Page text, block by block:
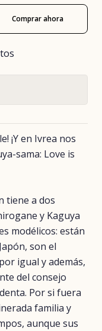
Comprar ahora
¡Y en Ivrea nos
sama: Love is
tiene a dos
y Kaguya
modélicos: están
son el
igual y además,
del consejo
Por si fuera
familia y
aunque sus